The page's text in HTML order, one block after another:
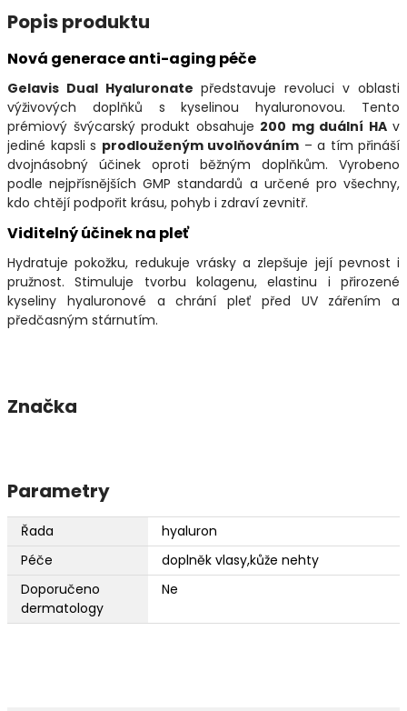
Popis produktu
Nová generace anti-aging péče
Gelavis Dual Hyaluronate představuje revoluci v oblasti
výživových doplňků s kyselinou hyaluronovou. Tento
prémiový švýcarský produkt obsahuje 200 mg duální HAv
jediné kapsli s prodlouženým uvolňováním – a tím přináší
dvojnásobný účinek oproti běžným doplňkům. Vyrobeno
podle nejpřísnějších GMP standardů a určené pro všechny,
kdo chtějí podpořit krásu, pohyb i zdraví zevnitř.
Viditelný účinek na pleť
Hydratuje pokožku, redukuje vrásky a zlepšuje její pevnost i
pružnost. Stimuluje tvorbu kolagenu, elastinu i přirozené
kyseliny hyaluronové a chrání pleť před UV zářením a
předčasným stárnutím.
Značka
Parametry
Řada
hyaluron
Péče
doplněk vlasy,kůže nehty
Doporučeno
dermatology
Ne